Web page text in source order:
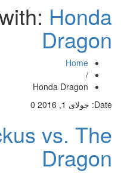
with:Honda
Dragon
Home
/
Honda Dragon
Date: جولای 1, 2016 0
vs. The
Dragon